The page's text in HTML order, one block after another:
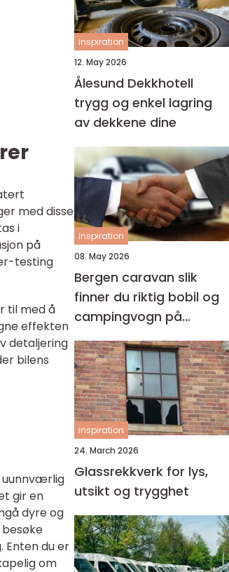
med disse
i
på
testing
til med å
effekten
detaljering
bilens
uunnværlig
gir en
dyre og
Enten du er
om
inspiration
12. May 2026
Ålesund Dekkhotell
trygg og enkel lagring
av dekkene dine
inspiration
08. May 2026
Bergen caravan slik
finner du riktig bobil og
campingvogn på
vestlandet
inspiration
24. March 2026
Glassrekkverk for lys,
utsikt og trygghet